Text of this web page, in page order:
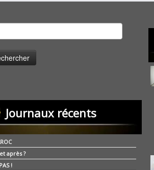
Journaux récents
après ?
!